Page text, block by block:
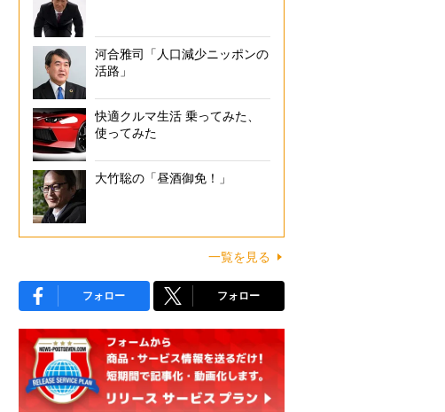
河合雅司「人口減少ニッポンの
活路」
快適クルマ生活 乗ってみた、
使ってみた
大竹聡の「昼酒御免！」
一覧を見る
フォロー フォロー